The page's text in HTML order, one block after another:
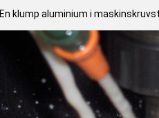
En klump aluminium i